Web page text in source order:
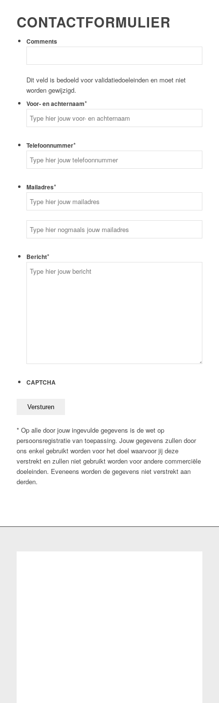
CONTACTFORMULIER
Comments
Dit veld is bedoeld voor validatiedoeleinden en moet niet
worden gewijzigd.
Voor- en achternaam*
Telefoonnummer*
Mailadres*
mailadres
E-
mailadres
bevestigen
Bericht*
CAPTCHA
* Op alle door jouw ingevulde gegevens is de wet op
persoonsregistratie van toepassing. Jouw gegevens zullen door
ons enkel gebruikt worden voor het doel waarvoor jij deze
verstrekt en zullen niet gebruikt worden voor andere commerciële
doeleinden. Eveneens worden de gegevens niet verstrekt aan
derden.